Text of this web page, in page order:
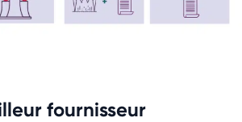
fournisseur